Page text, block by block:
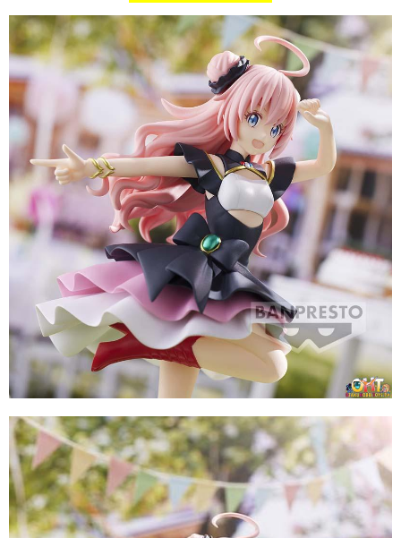
付款後全家取貨
每筆NT$65，滿NT$1,300(含以上)免運費
(不開放使用，請勿選取）
每筆NT$9,999
7-11取貨付款
每筆NT$65，滿NT$1,300(含以上)免運費
付款後7-11取貨
每筆NT$65，滿NT$1,300(含以上)免運費
宅配-木棉花樂園專用
每筆NT$100，滿NT$1,300(含以上)免運費
宅配-離島(澎湖/金門/馬祖)-木棉花樂園專用
每筆NT$220
黑貓宅配-貨到付款
每筆NT$150